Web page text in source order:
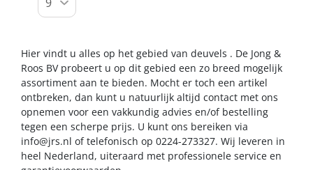
Hier vindt u alles op het gebied van deuvels . De Jong &
Roos BV probeert u op dit gebied een zo breed mogelijk
assortiment aan te bieden. Mocht er toch een artikel
ontbreken, dan kunt u natuurlijk altijd contact met ons
opnemen voor een vakkundig advies en/of bestelling
tegen een scherpe prijs. U kunt ons bereiken via
info@jrs.nl of telefonisch op 0224-273327. Wij leveren in
heel Nederland, uiteraard met professionele service en